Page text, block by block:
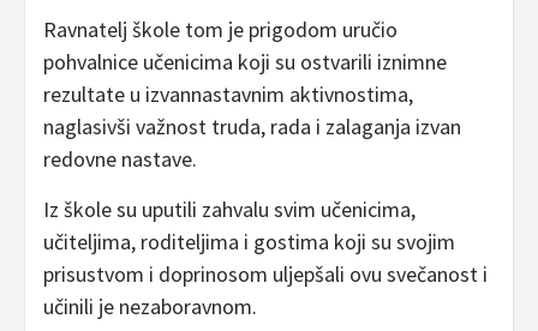
Ravnatelj škole tom je prigodom uručio
pohvalnice učenicima koji su ostvarili iznimne
rezultate u izvannastavnim aktivnostima,
naglasivši važnost truda, rada i zalaganja izvan
redovne nastave.
Iz škole su uputili zahvalu svim učenicima,
učiteljima, roditeljima i gostima koji su svojim
prisustvom i doprinosom uljepšali ovu svečanost i
učinili je nezaboravnom.